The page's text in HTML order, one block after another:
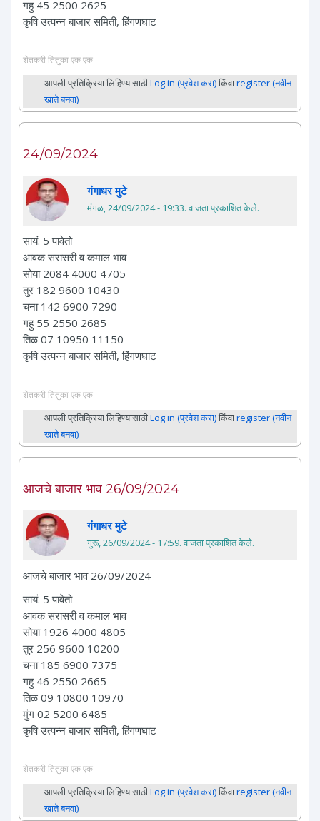
गहु 45 2500 2625
कृषि उत्पन्न बाजार समिती, हिंगणघाट
शेतकरी तितुका एक एक!
आपली प्रतिक्रिया लिहिण्यासाठीLog in (प्रवेश करा)किंवाregister (नवीन
खाते बनवा)
24/09/2024
गंगाधर मुटे
मंगळ, 24/09/2024 - 19:33. वाजता प्रकाशित केले.
सायं. 5 पावेतो
आवक सरासरी व कमाल भाव
सोया 2084 4000 4705
तुर 182 9600 10430
चना 142 6900 7290
गहु 55 2550 2685
तिळ 07 10950 11150
कृषि उत्पन्न बाजार समिती, हिंगणघाट
शेतकरी तितुका एक एक!
आपली प्रतिक्रिया लिहिण्यासाठीLog in (प्रवेश करा)किंवाregister (नवीन
खाते बनवा)
आजचे बाजार भाव 26/09/2024
गंगाधर मुटे
गुरू, 26/09/2024 - 17:59. वाजता प्रकाशित केले.
आजचे बाजार भाव 26/09/2024
सायं. 5 पावेतो
आवक सरासरी व कमाल भाव
सोया 1926 4000 4805
तुर 256 9600 10200
चना 185 6900 7375
गहु 46 2550 2665
तिळ 09 10800 10970
मुंग 02 5200 6485
कृषि उत्पन्न बाजार समिती, हिंगणघाट
शेतकरी तितुका एक एक!
आपली प्रतिक्रिया लिहिण्यासाठीLog in (प्रवेश करा)किंवाregister (नवीन
खाते बनवा)